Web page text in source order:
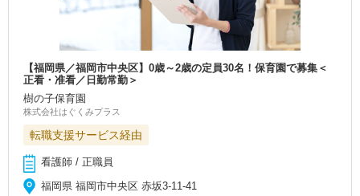
【福岡県／福岡市中央区】0歳～2歳の定員30名！保育園で募集＜
正看・准看／日勤常勤＞
樹の子保育園
株式会社はぐくみプラス
転職支援サービス経由
看護師 / 正職員
福岡県 福岡市中央区 赤坂3-11-41